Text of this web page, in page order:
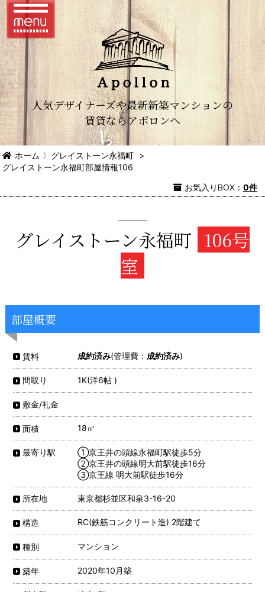
人気デザイナーズや最新新築マンションの
賃貸ならアポロンへ
ホーム 〉 グレイストーン永福町 >
グレイストーン永福町部屋情報106
お気入りBOX： 0件
グレイストーン永福町 106号
室
部屋概要
賃料 成約済み(管理費： 成約済み)
間取り 1K(洋6帖 )
敷金/礼金
面積 18㎡
最寄り駅
①京王井の頭線永福町駅徒歩5分
②京王井の頭線明大前駅徒歩16分
③京王線 明大前駅徒歩16分
所在地 東京都杉並区和泉3-16-20
構造 RC(鉄筋コンクリート造) 2階建て
種別 マンション
築年 2020年10月築